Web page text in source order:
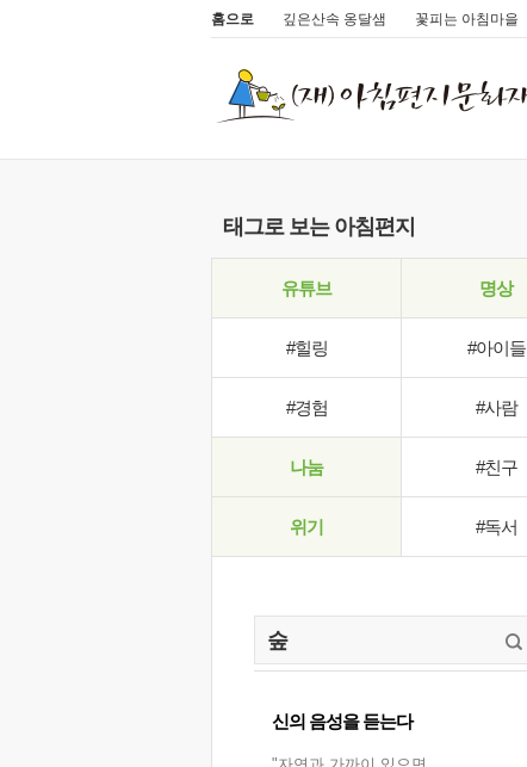
홈으로 깊은산속 옹달샘 꽃피는 아침마을
태그로 보는 아침편지
유튜브 명상
#힐링 #아이들
#경험 #사람
나눔 #친구
위기 #독서
신의 음성을 듣는다